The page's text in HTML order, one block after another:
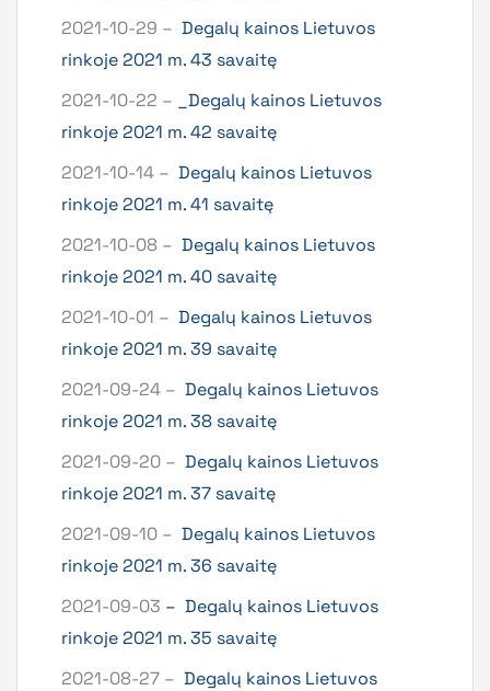
2021-10-29 – Degalų kainos Lietuvos
rinkoje 2021 m. 43 savaitę
2021-10-22 –
_Degalų kainos Lietuvos
rinkoje 2021 m. 42 savaitę
2021-10-14 – Degalų kainos Lietuvos
rinkoje 2021 m. 41 savaitę
2021-10-08 – Degalų kainos Lietuvos
rinkoje 2021 m. 40 savaitę
2021-10-01 – Degalų kainos Lietuvos
rinkoje 2021 m. 39 savaitę
2021-09-24 – Degalų kainos Lietuvos
rinkoje 2021 m. 38 savaitę
2021-09-20 – Degalų kainos Lietuvos
rinkoje 2021 m. 37 savaitę
2021-09-10 – Degalų kainos Lietuvos
rinkoje 2021 m. 36 savaitę
2021-09-03 – Degalų kainos Lietuvos
rinkoje 2021 m. 35 savaitę
2021-08-27 – Degalų kainos Lietuvos